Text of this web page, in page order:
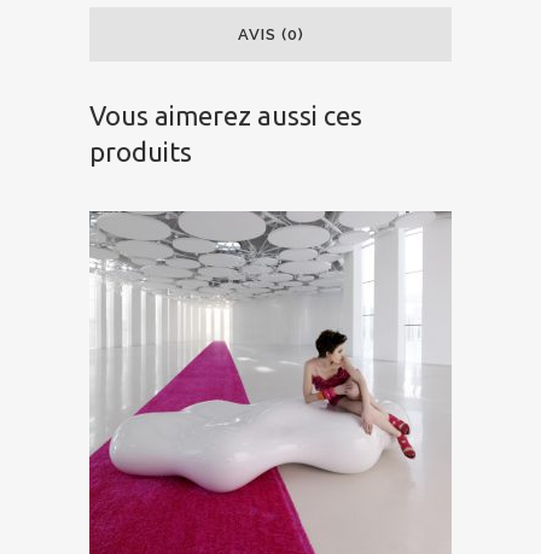
AVIS (0)
Vous aimerez aussi ces
produits